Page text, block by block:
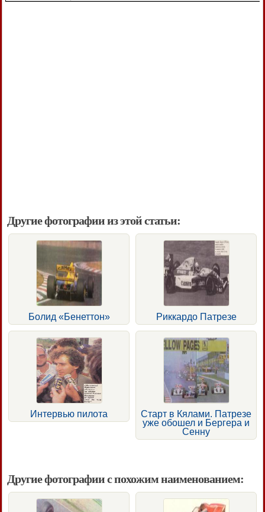
Другие фотографии из этой статьи:
Болид «Бенеттон» Риккардо Патрезе
Интервью пилота
Старт в Кялами. Патрезе
уже обошел и Бергера и
Сенну
Другие фотографии с похожим наименованием: